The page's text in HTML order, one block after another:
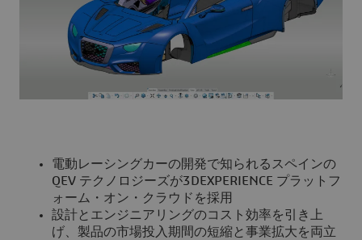
電動レーシングカーの開発で知られるスペインの
QEV テクノロジーズが3DEXPERIENCE プラットフ
ォーム・オン・クラウドを採用
設計とエンジニアリングのコスト効率を引き上
げ、製品の市場投入期間の短縮と事業拡大を両立